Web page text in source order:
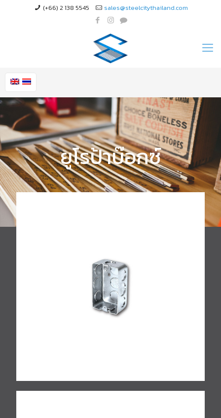
(+66) 2 138 5545 sales@steelcitythailand.com
ยูโรป้าบ๊อกซ์